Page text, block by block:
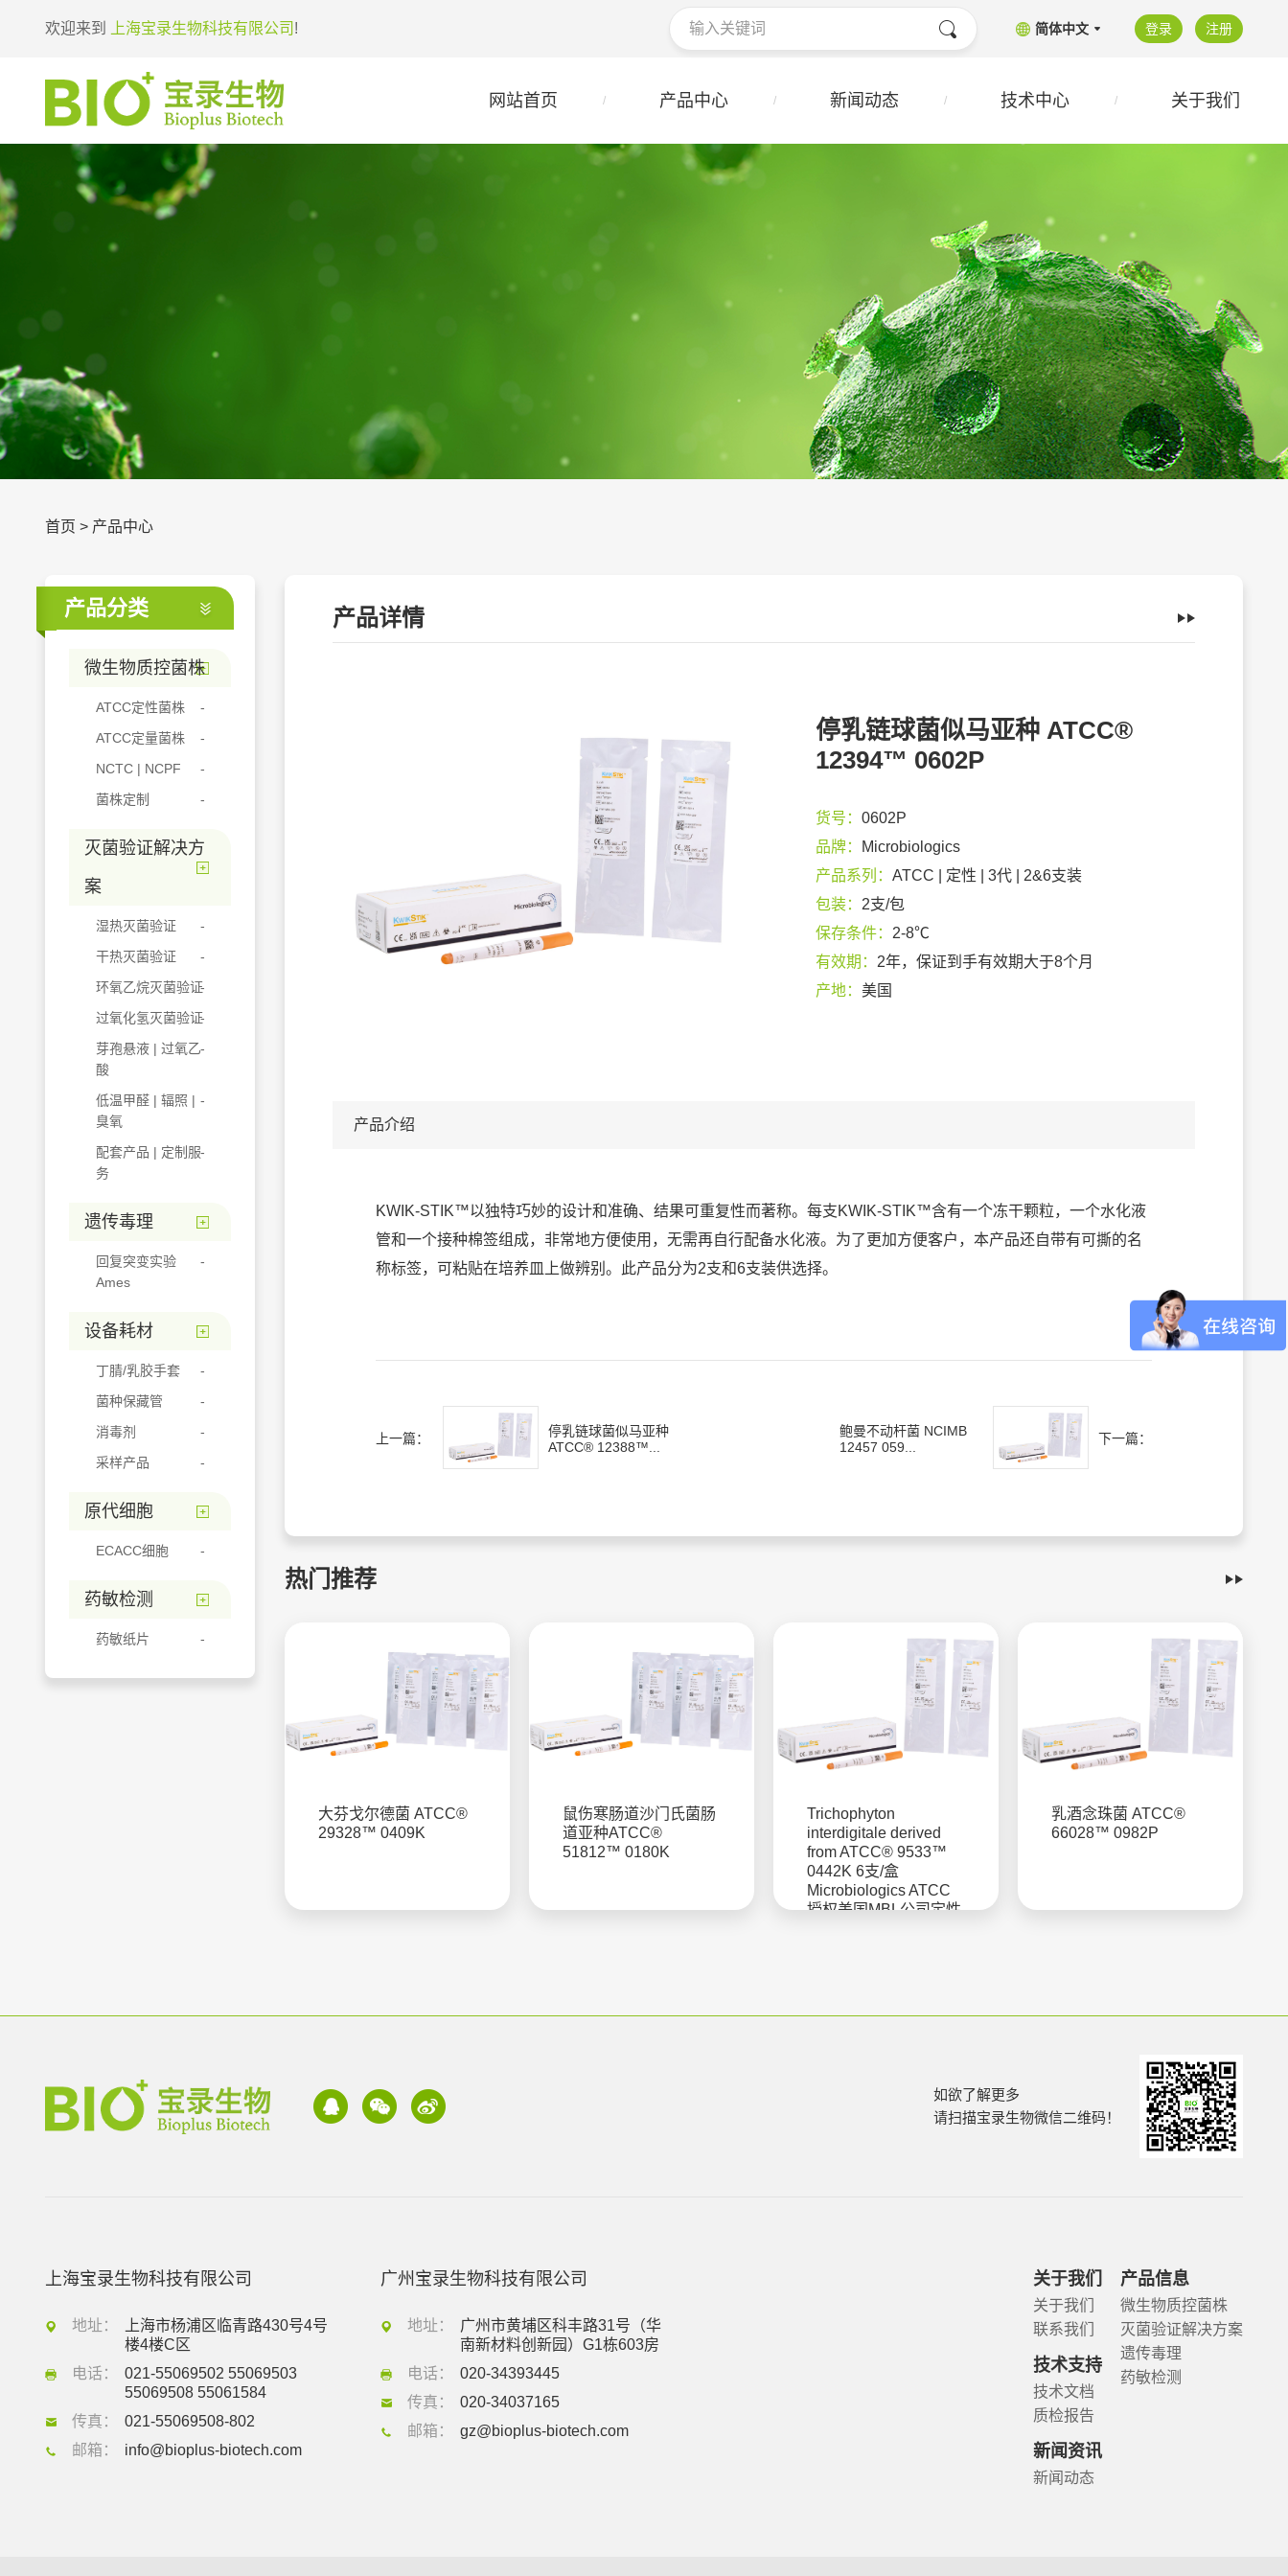
欢迎来到 上海宝录生物科技有限公司 ! 简体中文 登录 注册
网站首页 产品中心 新闻动态 技术中心 关于我们
首页 > 产品中心
产品分类
微生物质控菌株
ATCC定性菌株
ATCC定量菌株
NCTC | NCPF
菌株定制
灭菌验证解决方
案
湿热灭菌验证
干热灭菌验证
环氧乙烷灭菌验证
过氧化氢灭菌验证
芽孢悬液 | 过氧乙
酸
低温甲醛 | 辐照 |
臭氧
配套产品 | 定制服
务
遗传毒理
回复突变实验
Ames
设备耗材
丁腈/乳胶手套
菌种保藏管
消毒剂
采样产品
原代细胞
ECACC细胞
药敏检测
药敏纸片
产品详情
停乳链球菌似马亚种 ATCC®
12394™ 0602P
货号： 0602P
品牌：
Microbiologics
产品系列： ATCC | 定性 | 3代 | 2&6支装
包装： 2支/包
保存条件： 2-8℃
有效期： 2年，保证到手有效期大于8个月
产地： 美国
产品介绍
KWIK-STIK™以独特巧妙的设计和准确、结果可重复性而著称。每支KWIK-STIK™含有一个冻干颗粒，一个水化液
管和一个接种棉签组成，非常地方便使用，无需再自行配备水化液。为了更加方便客户，本产品还自带有可撕的名
称标签，可粘贴在培养皿上做辨别。此产品分为2支和6支装供选择。
上一篇：
停乳链球菌似马亚种
ATCC® 12388™...
鲍曼不动杆菌 NCIMB
12457 059...
下一篇：
热门推荐
大芬戈尔德菌 ATCC®
29328™ 0409K
鼠伤寒肠道沙门氏菌肠
道亚种ATCC®
51812™ 0180K
Trichophyton
interdigitale derived
from ATCC® 9533™
0442K 6支/盒
Microbiologics ATCC
授权美国MBL公司定性
乳酒念珠菌 ATCC®
66028™ 0982P
如欲了解更多
请扫描宝录生物微信二维码！
上海宝录生物科技有限公司
地址：
上海市杨浦区临青路430号4号
楼4楼C区
电话：
021-55069502 55069503
55069508 55061584
传真：
021-55069508-802
邮箱：
info@bioplus-biotech.com
广州宝录生物科技有限公司
地址：
广州市黄埔区科丰路31号（华
南新材料创新园）G1栋603房
电话：
020-34393445
传真：
020-34037165
邮箱：
gz@bioplus-biotech.com
关于我们
关于我们
联系我们
技术支持
技术文档
质检报告
新闻资讯
新闻动态
产品信息
微生物质控菌株
灭菌验证解决方案
遗传毒理
药敏检测